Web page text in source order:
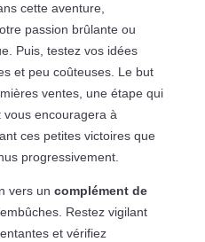
cette aventure,
passion brûlante ou
Puis, testez vos idées
et peu coûteuses. Le but
ventes, une étape qui
vous encouragera à
ces petites victoires que
progressivement.
vers un complément de
Restez vigilant
et vérifiez